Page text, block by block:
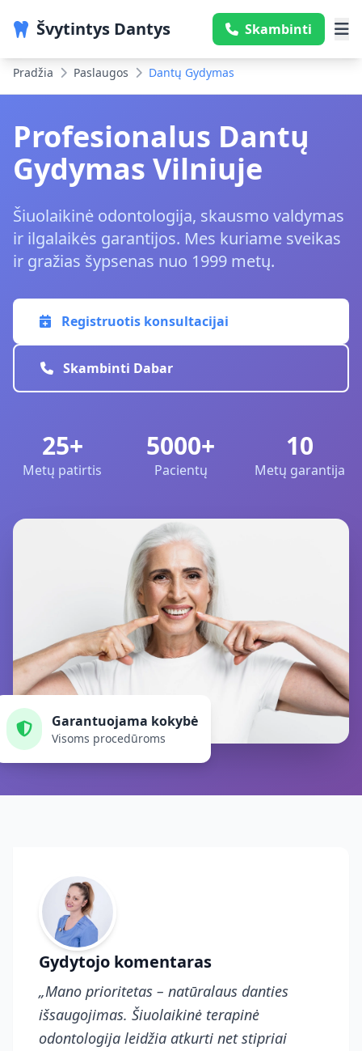
Švytintys Dantys Skambinti
Pradžia Paslaugos Dantų Gydymas
Profesionalus Dantų
Gydymas Vilniuje
Šiuolaikinė odontologija, skausmo valdymas
ir ilgalaikės garantijos. Mes kuriame sveikas
ir gražias šypsenas nuo 1999 metų.
Registruotis konsultacijai
Skambinti Dabar
25+
Metų patirtis
5000+
Pacientų
10
Metų garantija
Garantuojama kokybė
Visoms procedūroms
Gydytojo komentaras
„Mano prioritetas – natūralaus danties
išsaugojimas. Šiuolaikinė terapinė
odontologija leidžia atkurti net stipriai